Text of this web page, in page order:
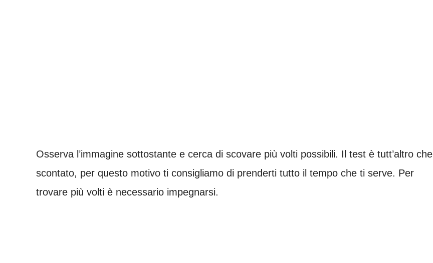
Osserva l’immagine sottostante e cerca di scovare più volti possibili. Il test è tutt’altro che
scontato, per questo motivo ti consigliamo di prenderti tutto il tempo che ti serve. Per
trovare più volti è necessario impegnarsi.